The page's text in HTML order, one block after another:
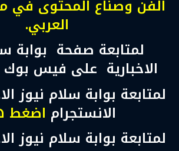
الفن وصناع المحتوى في
العربي.
لمتابعة صفحة بوابة
الاخبارية على فيس بوك
لمتابعة بوابة سلام نيوز
الانستجرام اضغط
لمتابعة بوابة سلام نيوز